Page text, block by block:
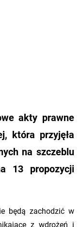
akty prawne
która przyjęła
na szczeblu
13 propozycji
będą zachodzić w
z wdrożeń i